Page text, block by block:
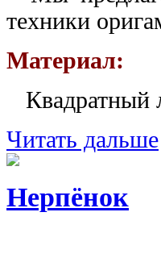
техники
Материал:
Квадратный
Читать дальше
Нерпёнок